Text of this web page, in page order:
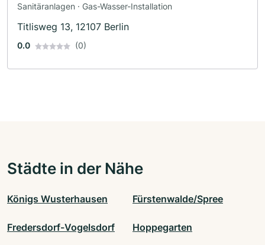
Sanitäranlagen · Gas-Wasser-Installation
Titlisweg 13, 12107 Berlin
0.0 (0)
Städte in der Nähe
Königs Wusterhausen Fürstenwalde/Spree
Fredersdorf-Vogelsdorf Hoppegarten